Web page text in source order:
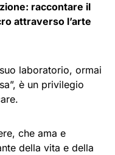
raccontare il
attraverso l’arte
laboratorio, ormai
è un privilegio
che ama e
della vita e della